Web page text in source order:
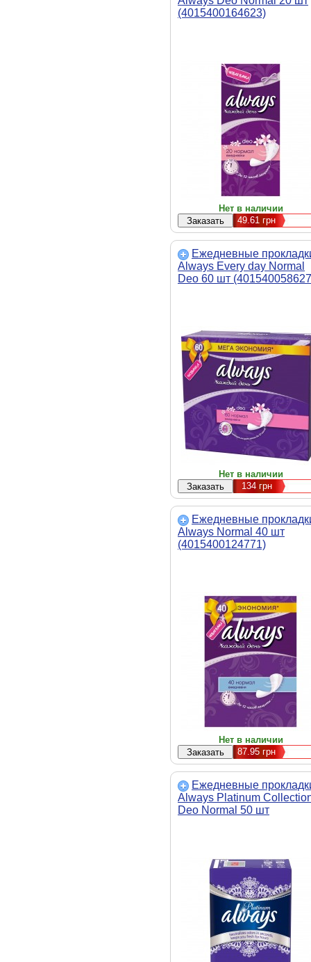
(4015400164623)
Нет в наличии
49.61 грн
Ежедневные
Always Every day Normal
Deo 60 шт
Нет в наличии
134грн
Ежедневные
Always Normal 40 шт
(4015400124771)
Нет в наличии
87.95 грн
Ежедневные
Always Platinum
Deo Normal 50 шт